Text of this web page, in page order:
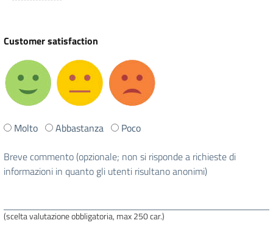
Customer satisfaction
Ti
stata
utile
Molto Abbastanza
Poco
Breve commento (opzionale; non si risponde a richieste di
informazioni in quanto gli utenti risultano anonimi)
(scelta valutazione obbligatoria, max 250 car.)